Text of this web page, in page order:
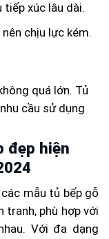
tiếp xúc lâu dài.
chịu lực kém.
quá lớn. Tủ
cầu sử dụng
đẹp hiện
mẫu tủ bếp gỗ
tranh, phù hợp với
Với đa dạng